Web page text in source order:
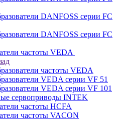
DANFOSS серии FC
DANFOSS серии FC
частоты VEDA
частоты VEDA
VEDA серии VF 51
VEDA серии VF 101
сервоприводы INTEK
частоты HCFA
частоты VACON